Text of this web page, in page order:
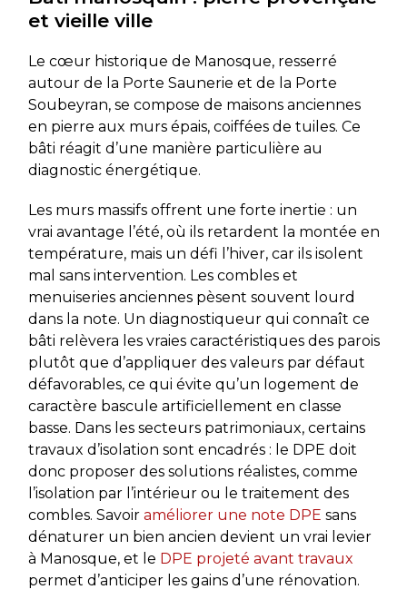
et vieille ville
Le cœur historique de Manosque, resserré
autour de la Porte Saunerie et de la Porte
Soubeyran, se compose de maisons anciennes
en pierre aux murs épais, coiffées de tuiles. Ce
bâti réagit d’une manière particulière au
diagnostic énergétique.
Les murs massifs offrent une forte inertie : un
vrai avantage l’été, où ils retardent la montée en
température, mais un défi l’hiver, car ils isolent
mal sans intervention. Les combles et
menuiseries anciennes pèsent souvent lourd
dans la note. Un diagnostiqueur qui connaît ce
bâti relèvera les vraies caractéristiques des parois
plutôt que d’appliquer des valeurs par défaut
défavorables, ce qui évite qu’un logement de
caractère bascule artificiellement en classe
basse. Dans les secteurs patrimoniaux, certains
travaux d’isolation sont encadrés : le DPE doit
donc proposer des solutions réalistes, comme
l’isolation par l’intérieur ou le traitement des
combles. Savoir améliorer une note DPE sans
dénaturer un bien ancien devient un vrai levier
à Manosque, et le DPE projeté avant travaux
permet d’anticiper les gains d’une rénovation.